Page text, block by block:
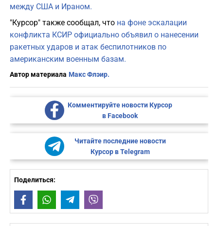
между США и Ираном.
"Курсор" также сообщал, что на фоне эскалации
конфликта КСИР официально объявил о нанесении
ракетных ударов и атак беспилотников по
американским военным базам.
Автор материала Макс Флэир.
Комментируйте новости Курсор
в Facebook
Читайте последние новости
Курсор в Telegram
Поделиться:
FacebookWhatsAppTelegram